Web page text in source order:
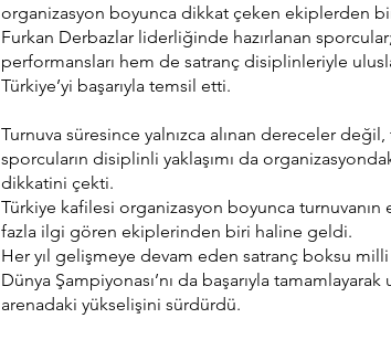
organizasyon boyunca dikkat çeken ekiplerden
Furkan Derbazlar liderliğinde hazırlanan
performansları hem de satranç disiplinleriyle
Türkiye’yi başarıyla temsil etti.
Turnuva süresince yalnızca alınan dereceler değil,
sporcuların disiplinli yaklaşımı da
dikkatini çekti.
Türkiye kafilesi organizasyon boyunca turnuvanın
fazla ilgi gören ekiplerinden biri haline geldi.
Her yıl gelişmeye devam eden satranç boksu milli
Dünya Şampiyonası’nı da başarıyla tamamlayarak
arenadaki yükselişini sürdürdü.